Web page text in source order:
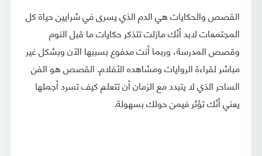
القصص والحكايات هي الدم الذي يسرى في شرايين حياة كل
المجتمعات لابد أنّك مازلت تتذكر حكايات ما قبل النوم
وقصص المدرسة، وربما أنت مدفوع بسببها الآن وبشكل غير
مباشر لقراءة الروايات ومشاهده الأفلام. القصص هو الفن
الساحر الذي لا يتبدد مع الزمان أن تتعلم كيف تسرد أجملها
يعني أنّك تؤثر فيمن حولك بسهولة.